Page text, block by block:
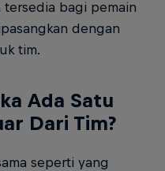
tersedia bagi pemain
dengan
tim.
Ada Satu
Dari Tim?
seperti yang